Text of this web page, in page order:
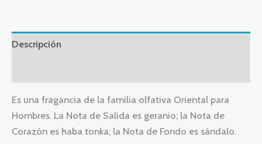
Descripción
Es una fragancia de la familia olfativa Oriental para
Hombres. La Nota de Salida es geranio; la Nota de
Corazón es haba tonka; la Nota de Fondo es sándalo.